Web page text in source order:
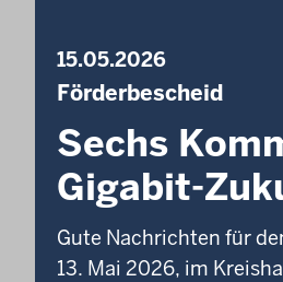
15.05.2026
Förderbescheid
Sechs
Gigabit-
Gute Nachrichten für
13. Mai 2026, im